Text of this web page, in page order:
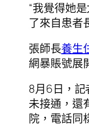
“我覺得她
了來自患者
張師長養生
網暴賬號展
8月6日，記
未接通，還
院，電話同